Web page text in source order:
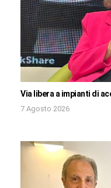
Via libera a impianti di
7 Agosto 2026